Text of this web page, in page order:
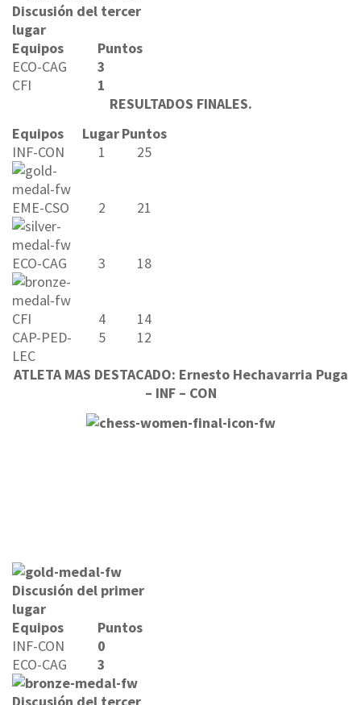
Discusión del tercer
lugar
Equipos
Puntos
ECO-CAG
3
CFI
1
RESULTADOS FINALES.
Equipos
LugarPuntos
INF-CON
1 25
EME-CSO 2 21
ECO-CAG 3 18
CFI 4
14
CAP-PED-
LEC
5
12
ATLETA MAS DESTACADO: Ernesto Hechavarria Puga
– INF – CON
Discusión del primer
lugar
Equipos
Puntos
INF-CON
0
ECO-CAG
3
Discusión del tercer